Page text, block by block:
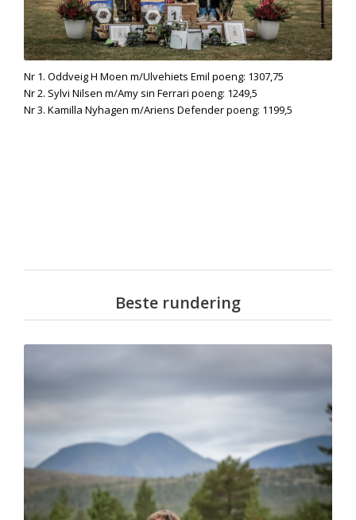
Nr 1. Oddveig H Moen m/Ulvehiets Emil poeng: 1307,75
Nr 2. Sylvi Nilsen m/Amy sin Ferrari poeng: 1249,5
Nr 3. Kamilla Nyhagen m/Ariens Defender poeng: 1199,5
Beste rundering